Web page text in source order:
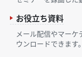
お役立ち資料
メール配信やマーケ
ウンロードできます。